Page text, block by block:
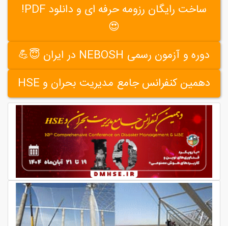
ساخت رایگان رزومه حرفه ای و دانلود PDF!
😍
دوره و آزمون رسمی NEBOSH در ایران 😇💪
دهمین کنفرانس جامع مدیریت بحران و HSE